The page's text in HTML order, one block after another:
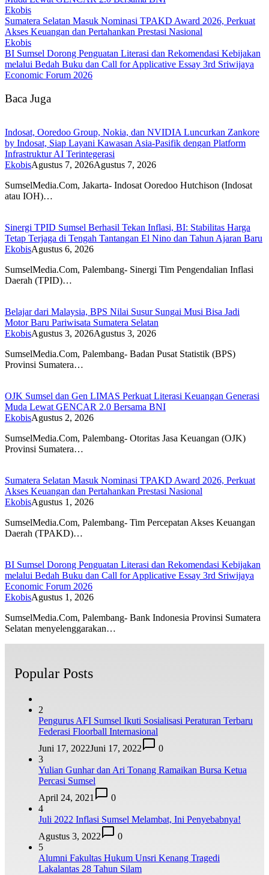
Ekobis
Sumatera Selatan Masuk Nominasi TPAKD Award 2026, Perkuat
Akses Keuangan dan Pertahankan Prestasi Nasional
Ekobis
BI Sumsel Dorong Penguatan Literasi dan Rekomendasi Kebijakan
melalui Bedah Buku dan Call for Applicative Essay 3rd Sriwijaya
Economic Forum 2026
Baca Juga
Indosat, Ooredoo Group, Nokia, dan NVIDIA Luncurkan Zankore
by Indosat, Siap Layani Kawasan Asia-Pasifik dengan Platform
Infrastruktur AI Terintegerasi
EkobisAgustus 7, 2026Agustus 7, 2026
SumselMedia.Com, Jakarta- Indosat Ooredoo Hutchison (Indosat
atau IOH)…
Sinergi TPID Sumsel Berhasil Tekan Inflasi, BI: Stabilitas Harga
Tetap Terjaga di Tengah Tantangan El Nino dan Tahun Ajaran Baru
EkobisAgustus 6, 2026
SumselMedia.Com, Palembang- Sinergi Tim Pengendalian Inflasi
Daerah (TPID)…
Belajar dari Malaysia, BPS Nilai Susur Sungai Musi Bisa Jadi
Motor Baru Pariwisata Sumatera Selatan
EkobisAgustus 3, 2026Agustus 3, 2026
SumselMedia.Com, Palembang- Badan Pusat Statistik (BPS)
Provinsi Sumatera…
OJK Sumsel dan Gen LIMAS Perkuat Literasi Keuangan Generasi
Muda Lewat GENCAR 2.0 Bersama BNI
EkobisAgustus 2, 2026
SumselMedia.Com, Palembang- Otoritas Jasa Keuangan (OJK)
Provinsi Sumatera…
Sumatera Selatan Masuk Nominasi TPAKD Award 2026, Perkuat
Akses Keuangan dan Pertahankan Prestasi Nasional
EkobisAgustus 1, 2026
SumselMedia.Com, Palembang- Tim Percepatan Akses Keuangan
Daerah (TPAKD)…
BI Sumsel Dorong Penguatan Literasi dan Rekomendasi Kebijakan
melalui Bedah Buku dan Call for Applicative Essay 3rd Sriwijaya
Economic Forum 2026
EkobisAgustus 1, 2026
SumselMedia.Com, Palembang- Bank Indonesia Provinsi Sumatera
Selatan menyelenggarakan…
Popular Posts
2
Pengurus AFI Sumsel Ikuti Sosialisasi Peraturan Terbaru
Federasi Floorball Internasional
Juni 17, 2022Juni 17, 2022
0
3
Yulian Gunhar dan Ari Tonang Ramaikan Bursa Ketua
Percasi Sumsel
April 24, 2021
0
4
Juli 2022 Inflasi Sumsel Melambat, Ini Penyebabnya!
Agustus 3, 2022
0
5
Alumni Fakultas Hukum Unsri Kenang Tragedi
Lakalantas 28 Tahun Silam